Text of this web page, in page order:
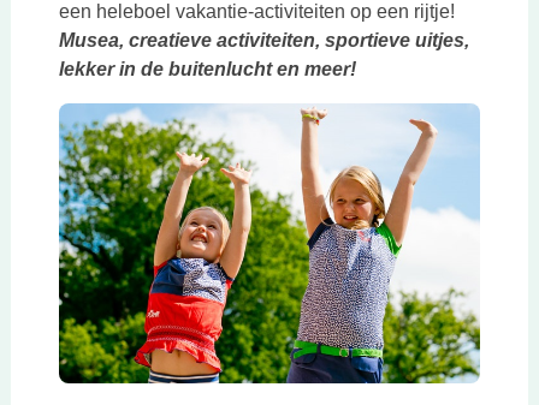
een heleboel vakantie-activiteiten op een rijtje!
Musea, creatieve activiteiten, sportieve uitjes,
lekker in de buitenlucht en meer!